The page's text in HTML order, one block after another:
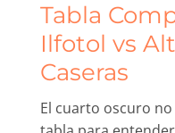
Tabla
Ilfotol vs
Caseras
El cuarto oscuro